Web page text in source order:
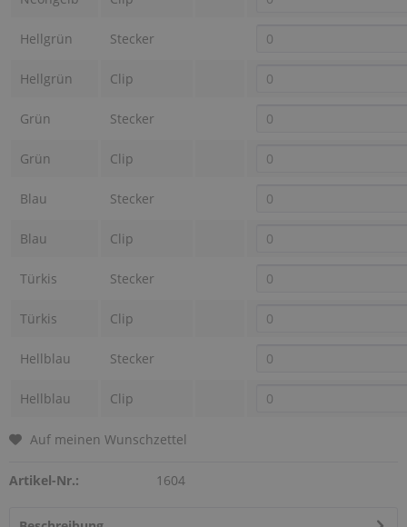
Hellgrün Stecker
Hellgrün Clip
Grün Stecker
Grün Clip
Blau Stecker
Blau Clip
Türkis Stecker
Türkis Clip
Hellblau Stecker
Hellblau Clip
Auf meinen Wunschzettel
Artikel-Nr.: 1604